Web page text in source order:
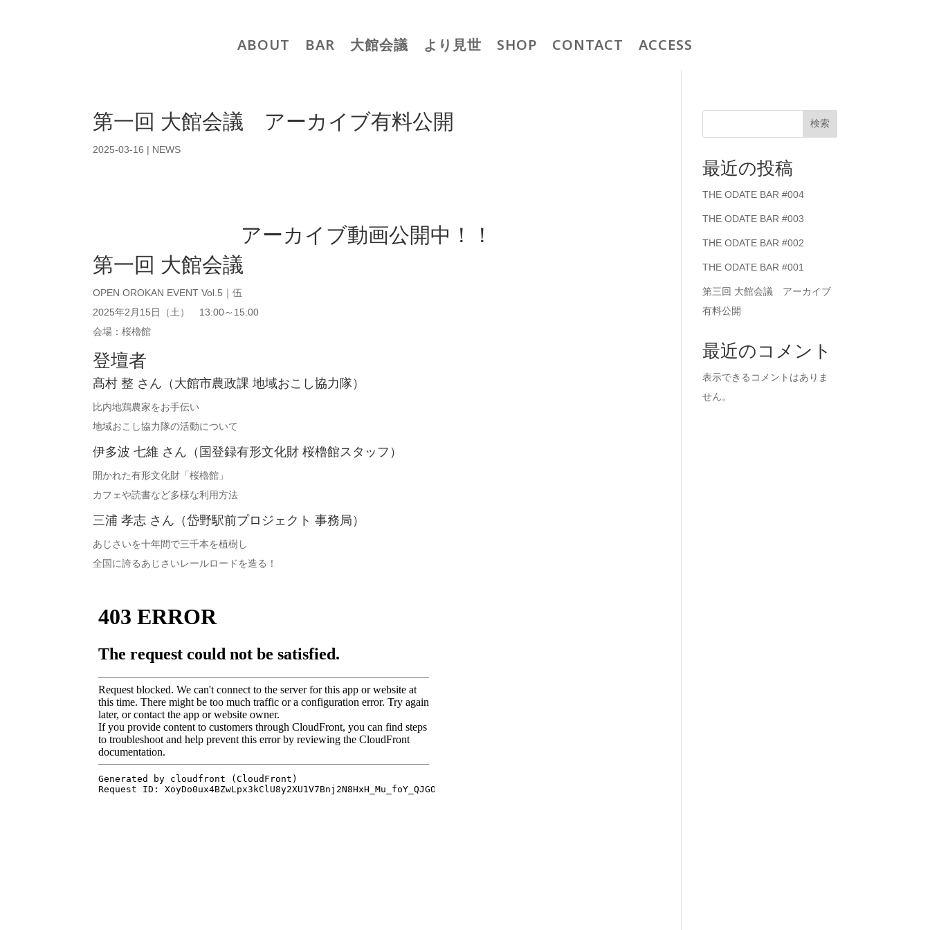
ABOUT BAR 大館会議 より見世 SHOP CONTACT ACCESS
第一回 大館会議 アーカイブ有料公開
2025-03-16 | NEWS
アーカイブ動画公開中！！
第一回 大館会議
OPEN OROKAN EVENT Vol.5｜伍
2025年2月15日（土） 13:00～15:00
会場：桜櫓館
登壇者
髙村 整 さん（大館市農政課 地域おこし協力隊）
比内地鶏農家をお手伝い
地域おこし協力隊の活動について
伊多波 七維 さん（国登録有形文化財 桜櫓館スタッフ）
開かれた有形文化財「桜櫓館」
カフェや読書など多様な利用方法
三浦 孝志 さん（岱野駅前プロジェクト 事務局）
あじさいを十年間で三千本を植樹し
全国に誇るあじさいレールロードを造る！
検索
最近の投稿
THE ODATE BAR #004
THE ODATE BAR #003
THE ODATE BAR #002
THE ODATE BAR #001
第三回 大館会議 アーカイブ
有料公開
最近のコメント
表示できるコメントはありま
せん。